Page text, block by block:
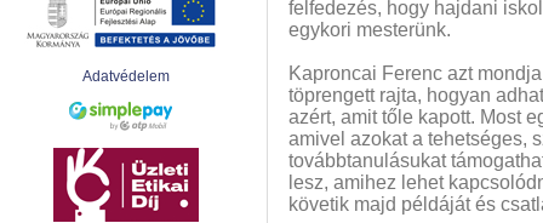
Adatvédelem
felfedezés, hogy hajdani
egykori mesterünk.
Kaproncai Ferenc azt
töprengett rajta, hogyan
azért, amit tőle kapott. Most
amivel azokat a tehetséges,
továbbtanulásukat
lesz, amihez lehet
követik majd példáját és